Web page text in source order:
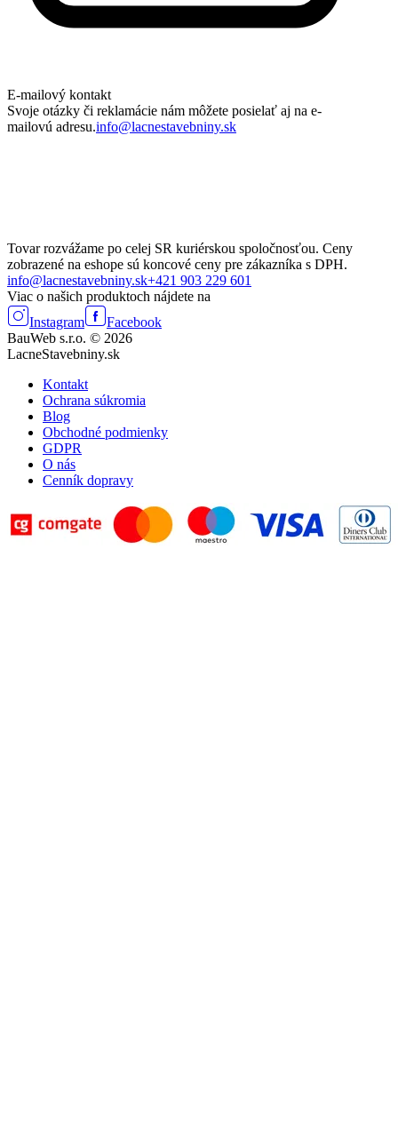
E-mailový kontakt
Svoje otázky či reklamácie nám môžete posielať aj na e-
mailovú adresu.info@lacnestavebniny.sk
Tovar rozvážame po celej SR kuriérskou spoločnosťou. Ceny
zobrazené na eshope sú koncové ceny pre zákazníka s DPH.
info@lacnestavebniny.sk+421 903 229 601
Viac o našich produktoch nájdete na
Instagram
Facebook
BauWeb s.r.o. © 2026
LacneStavebniny.sk
Kontakt
Ochrana súkromia
Blog
Obchodné podmienky
GDPR
O nás
Cenník dopravy